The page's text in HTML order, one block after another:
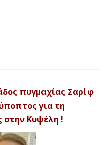
πυγμαχίας Σαρίφ
για τη
στην Κυψέλη !